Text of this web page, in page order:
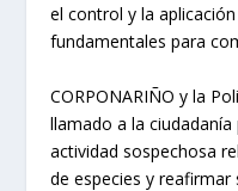
el control y la
fundamentales para
CORPONARIÑO y la
llamado a la
actividad sospechosa
de especies y